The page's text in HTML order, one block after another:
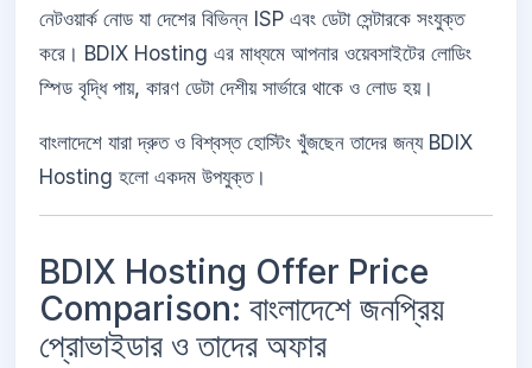
নেটওয়ার্ক নোড যা দেশের বিভিন্ন ISP এবং ডেটা সেন্টারকে সংযুক্ত
করে। BDIX Hosting এর মাধ্যমে আপনার ওয়েবসাইটের লোডিং
স্পিড বৃদ্ধি পায়, কারণ ডেটা দেশীয় সার্ভারে থাকে ও লোড হয়।
বাংলাদেশে যারা দ্রুত ও বিশ্বস্ত হোস্টিং খুঁজছেন তাদের জন্য BDIX
Hosting হলো একদম উপযুক্ত।
BDIX Hosting Offer Price
Comparison: বাংলাদেশে জনপ্রিয়
প্রোভাইডার ও তাদের অফার